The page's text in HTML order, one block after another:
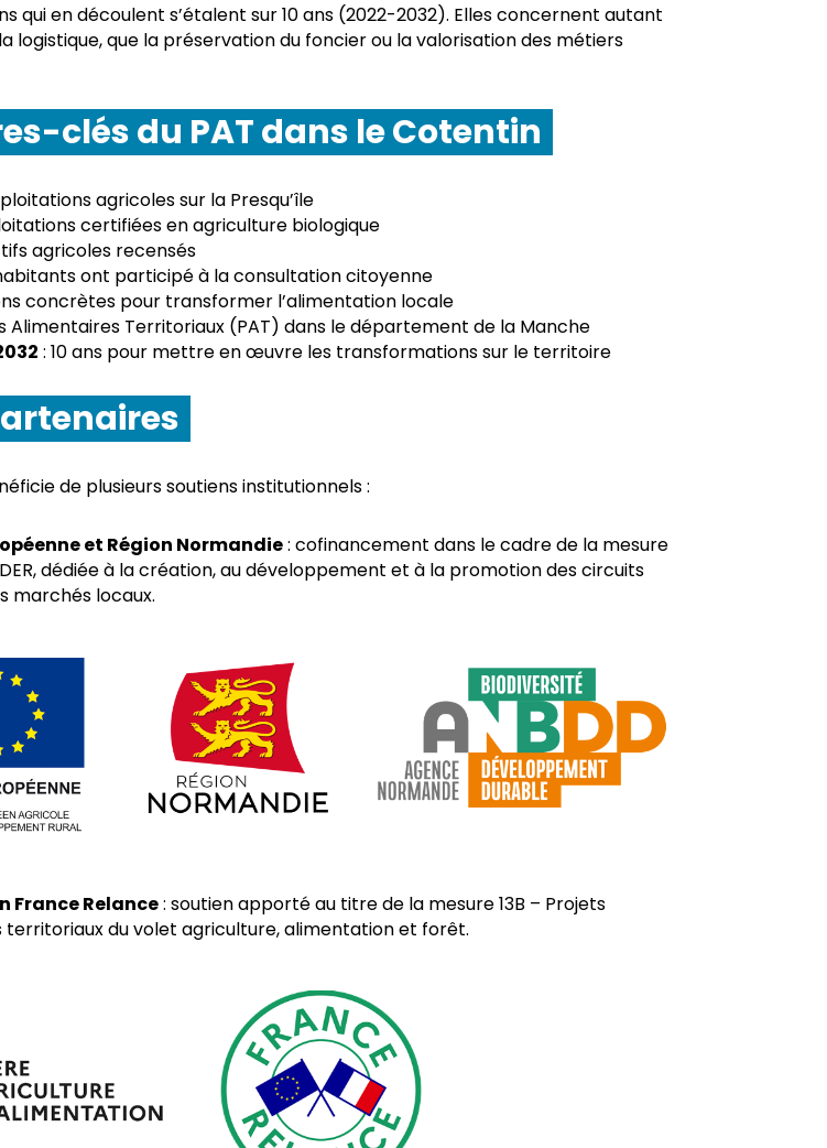
qui en découlent s’étalent sur 10 ans (2022-2032). Elles concernent autant
logistique, que la préservation du foncier ou la valorisation des métiers
clés du PAT dans le Cotentin
agricoles sur la Presqu’île
certifiées en agriculture biologique
agricoles recensés
ont participé à la consultation citoyenne
concrètes pour transformer l’alimentation locale
Alimentaires Territoriaux (PAT) dans le département de la Manche
: 10 ans pour mettre en œuvre les transformations sur le territoire
de plusieurs soutiens institutionnels :
et Région Normandie: cofinancement dans le cadre de la mesure
dédiée à la création, au développement et à la promotion des circuits
marchés locaux.
France Relance: soutien apporté au titre de la mesure 13B – Projets
territoriaux du volet agriculture, alimentation et forêt.